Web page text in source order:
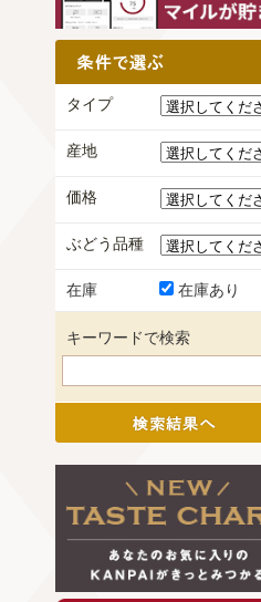
タイプ
産地
価格
ぶどう品種
在庫 在庫あり
キーワードで検索